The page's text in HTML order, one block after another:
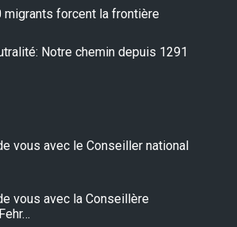
migrants forcent la frontière
Notre chemin depuis 1291
vous avec le Conseiller national
vous avec la Conseillère